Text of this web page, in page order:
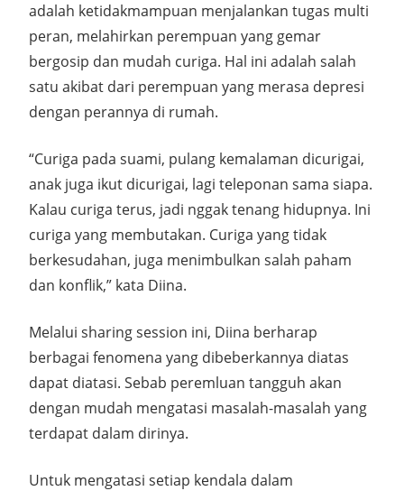
adalah ketidakmampuan menjalankan tugas multi
peran, melahirkan perempuan yang gemar
bergosip dan mudah curiga. Hal ini adalah salah
satu akibat dari perempuan yang merasa depresi
dengan perannya di rumah.
“Curiga pada suami, pulang kemalaman dicurigai,
anak juga ikut dicurigai, lagi teleponan sama siapa.
Kalau curiga terus, jadi nggak tenang hidupnya. Ini
curiga yang membutakan. Curiga yang tidak
berkesudahan, juga menimbulkan salah paham
dan konflik,” kata Diina.
Melalui sharing session ini, Diina berharap
berbagai fenomena yang dibeberkannya diatas
dapat diatasi. Sebab peremluan tangguh akan
dengan mudah mengatasi masalah-masalah yang
terdapat dalam dirinya.
Untuk mengatasi setiap kendala dalam